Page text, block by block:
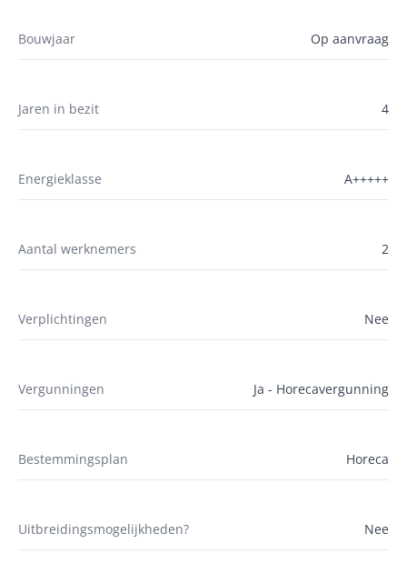
Bouwjaar Op aanvraag
Jaren in bezit 4
Energieklasse A+++++
Aantal werknemers 2
Verplichtingen Nee
Vergunningen Ja - Horecavergunning
Bestemmingsplan Horeca
Uitbreidingsmogelijkheden? Nee